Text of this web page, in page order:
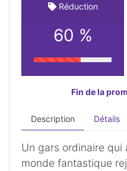
Réduction
60 %
Fin de la
Description Détails
Un gars ordinaire
monde fantastique